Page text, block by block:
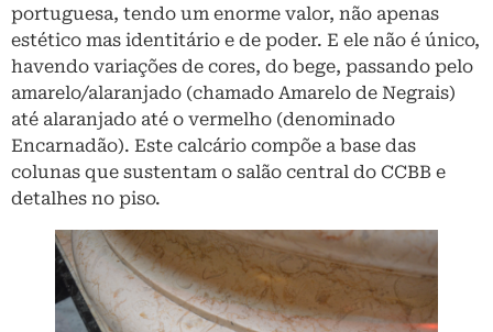
portuguesa, tendo um enorme valor, não apenas
estético mas identitário e de poder. E ele não é único,
havendo variações de cores, do bege, passando pelo
amarelo/alaranjado (chamado Amarelo de Negrais)
até alaranjado até o vermelho (denominado
Encarnadão). Este calcário compõe a base das
colunas que sustentam o salão central do CCBB e
detalhes no piso.